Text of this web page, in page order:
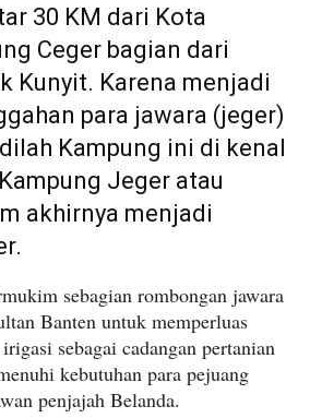
30 KM dari Kota
Ceger bagian dari
Kunyit. Karena menjadi
para jawara (jeger)
Kampung ini di kenal
Jeger atau
akhirnya menjadi
sebagian rombongan jawara
Banten untuk memperluas
sebagai cadangan pertanian
kebutuhan para pejuang
penjajah Belanda.